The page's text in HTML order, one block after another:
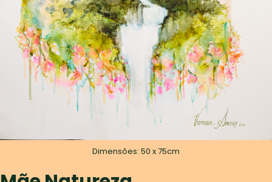
Dimensões: 50 x 75cm